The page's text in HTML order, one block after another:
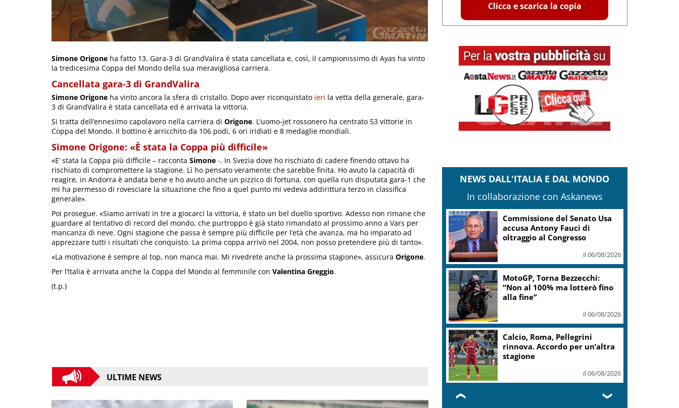
Simone Origone ha fatto 13. Gara-3 di GrandValira è stata cancellata e, così, il campionissimo di Ayas ha vinto
la tredicesima Coppa del Mondo della sua meravigliosa carriera.
Cancellata gara-3 di GrandValira
Simone Origone ha vinto ancora la sfera di cristallo. Dopo aver riconquistato ieri la vetta della generale, gara-
3 di GrandValira è stata cancellata ed è arrivata la vittoria.
Si tratta dell’ennesimo capolavoro nella carriera di Origone. L’uomo-jet rossonero ha centrato 53 vittorie in
Coppa del Mondo. Il bottino è arricchito da 106 podi, 6 ori iridiati e 8 medaglie mondiali.
Simone Origone: «È stata la Coppa più difficile»
«E’ stata la Coppa più difficile – racconta Simone -. In Svezia dove ho rischiato di cadere finendo ottavo ha
rischiato di compromettere la stagione. Lì ho pensato veramente che sarebbe finita. Ho avuto la capacità di
reagire, in Andorra è andata bene e ho avuto anche un pizzico di fortuna, con quella run disputata gara-1 che
mi ha permesso di rovesciare la situazione che fino a quel punto mi vedeva addirittura terzo in classifica
generale».
Poi prosegue. «Siamo arrivati in tre a giocarci la vittoria, è stato un bel duello sportivo. Adesso non rimane che
guardare al tentativo di record del mondo, che purtroppo è già stato rimandato al prossimo anno a Vars per
mancanza di neve. Ogni stagione che passa è sempre più difficile per l’età che avanza, ma ho imparato ad
apprezzare tutti i risultati che conquisto. La prima coppa arrivò nel 2004, non posso pretendere più di tanto».
«La motivazione è sempre al top, non manca mai. Mi rivedrete anche la prossima stagione», assicura Origone.
Per l’Italia è arrivata anche la Coppa del Mondo al femminile con Valentina Greggio.
(t.p.)
ULTIME NEWS
Clicca e scarica la copia
NEWS DALL'ITALIA E DAL MONDO
In collaborazione con Askanews
MotoGp, il calendario del
motomondiale e i vincitori
Vela, a settembre Porto Cervo
capitale dei maxi yacht
MotoGp, Marquez a
Silverstone per inseguire il
decimo titolo
❮ ❯